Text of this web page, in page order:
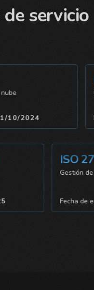
servicio
la nube
31/10/2024
ISO
Gestión de la
Fecha de